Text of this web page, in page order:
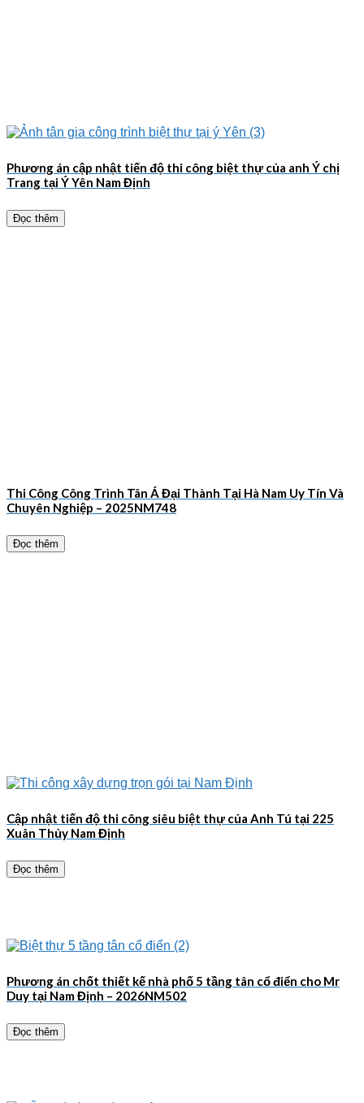
Phương án cập nhật tiến độ thi công biệt thự của anh Ý chị
Trang tại Ý Yên Nam Định
Đọc thêm
Thi Công Công Trình Tân Á Đại Thành Tại Hà Nam Uy Tín Và
Chuyên Nghiệp – 2025NM748
Đọc thêm
Cập nhật tiến độ thi công siêu biệt thự của Anh Tú tại 225
Xuân Thủy Nam Định
Đọc thêm
Phương án chốt thiết kế nhà phố 5 tầng tân cổ điển cho Mr
Duy tại Nam Định – 2026NM502
Đọc thêm